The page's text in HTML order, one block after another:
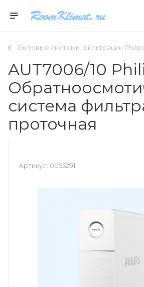
Бытовые системы фильтрации
AUT7006/10
система
проточная
Артикул: 0055291